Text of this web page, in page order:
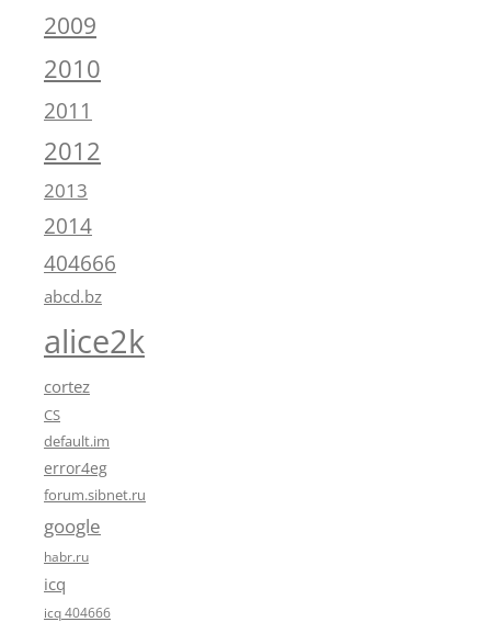
2009
2010
2011
2012
2013
2014
404666
abcd.bz
alice2k
cortez
CS
default.im
error4eg
forum.sibnet.ru
google
habr.ru
icq
icq 404666